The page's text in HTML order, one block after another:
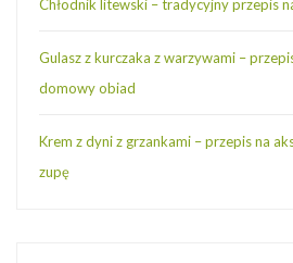
Chłodnik litewski – tradycyjny przepis
Gulasz z kurczaka z warzywami –
domowy obiad
Krem z dyni z grzankami – przepis na
zupę